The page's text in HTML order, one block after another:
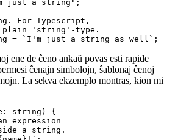
tiel diri.
reference.
just a string";
For Typescript,
'string'-type.
ene de ĉeno ankaŭ povas esti rapide
La sekva ekzemplo montras, kion mi